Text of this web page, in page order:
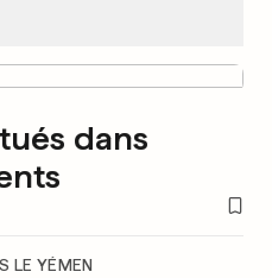
dans
LE YÉMEN